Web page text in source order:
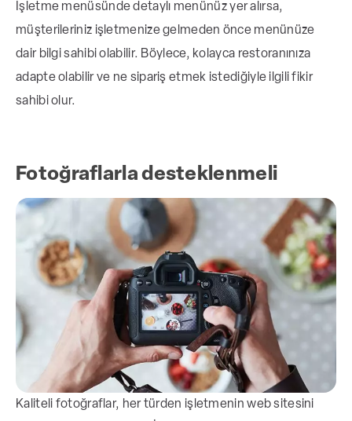
İşletme menüsünde detaylı menünüz yer alırsa,
müşterileriniz işletmenize gelmeden önce menünüze
dair bilgi sahibi olabilir. Böylece, kolayca restoranınıza
adapte olabilir ve ne sipariş etmek istediğiyle ilgili fikir
sahibi olur.
Fotoğraflarla desteklenmeli
Kaliteli fotoğraflar, her türden işletmenin web sitesini